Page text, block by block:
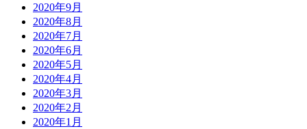
2020年9月
2020年8月
2020年7月
2020年6月
2020年5月
2020年4月
2020年3月
2020年2月
2020年1月